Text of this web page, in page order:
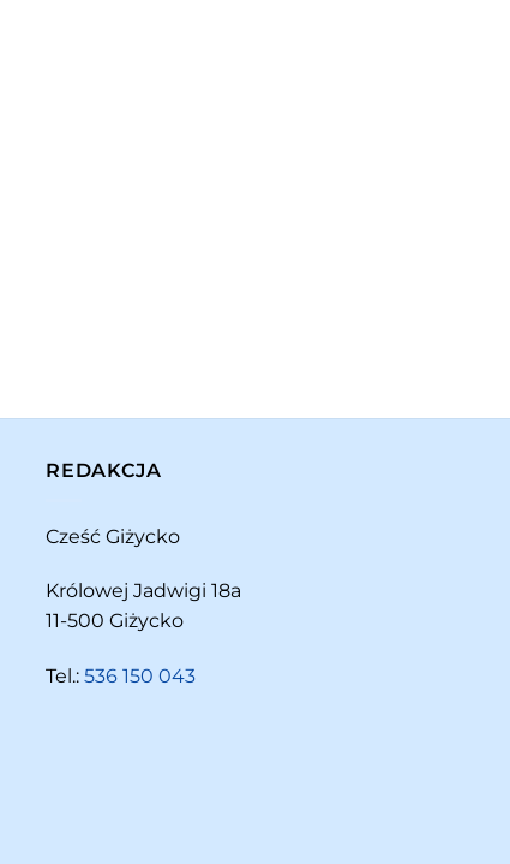
REDAKCJA
Cześć Giżycko
Królowej Jadwigi 18a
11-500 Giżycko
Tel.: 536 150 043